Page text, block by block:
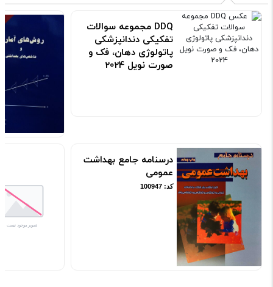
DDQ مجموعه سوالات
تفکیکی دندانپزشکی
پاتولوژی دهان، فک و
صورت نویل 2024
درسنامه جامع بهداشت
عمومی
کد: 100947